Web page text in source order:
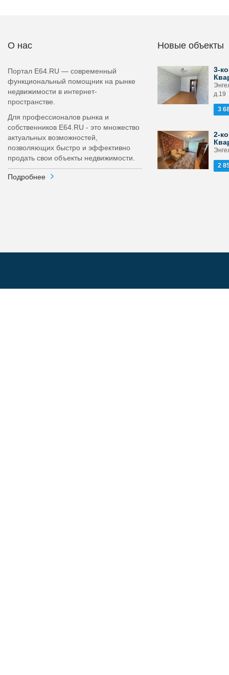
О нас
Портал E64.RU — современный
функциональный помощник на рынке
недвижимости в интернет-
пространстве.
Для профессионалов рынка и
собственников E64.RU - это множество
актуальных возможностей,
позволяющих быстро и эффективно
продать свои объекты недвижимости.
Подробнее
Новые объекты
3-
д.19
3
2-
2